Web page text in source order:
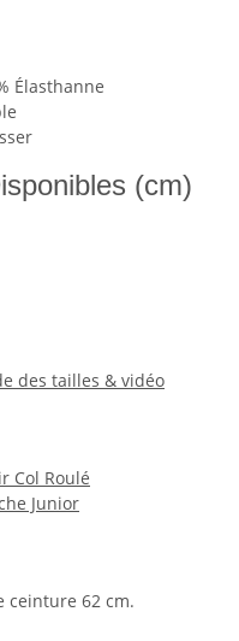
Élasthanne
(cm)
des tailles & vidéo
Col Roulé
Junior
ceinture 62 cm.